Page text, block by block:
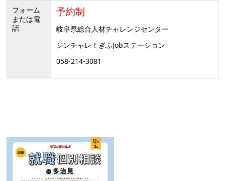
フォーム
または電
話
予約制
岐阜県総合人材チャレンジセンター
ジンチャレ！ぎふJobステーション
058-214-3081